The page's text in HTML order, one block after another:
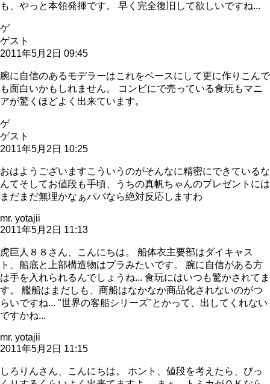
も、やっと本領発揮です。 早く完全復旧して欲しいですね...
ゲ
ゲスト
2011年5月2日 09:45
腕に自信のあるモデラーはこれをベースにして更に作りこんで
も面白いかもしれません。 コンビにで売っている食玩もマニ
アが驚くほどよく出来ています。
ゲ
ゲスト
2011年5月2日 10:25
おはようございますこういうのがそんなに精密にできているな
んてそしてお値段も手頃、うちの真帆ちゃんのプレゼントには
まだまだ無理かなぁパパなら絶対反応しますわ
mr. yotajii
2011年5月2日 11:13
虎巨人８８さん、こんにちは。 船体衣主要部はダイキャス
ト、船底と上部構造物はプラみたいです。 腕に自信がある方
は手を入れられるんでしょうね... 食玩にはいつも驚かされてま
す。 艦船はまだしも、商船はなかなか商品化されないのがつ
らいですね... "世界の客船シリーズ"とかって、出してくれない
ですかね...
mr. yotajii
2011年5月2日 11:15
しろりんさん、こんにちは。 ホント、値段を考えたら、びっ